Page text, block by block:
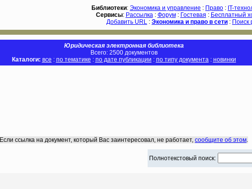
Библиотеки: Экономика и управление : Право : IT-
Сервисы: Рассылка: Форум: Гостевая : Бесплатный
Добавить URL : Экономика и право в сети : Поиск
Юридическая электронная библиотека
Всего: 2500 документов
Каталоги: все : по тематике : по дате публикации : по типу документа: новинки
Если ссылка на документ, который Вас заинтересовал, не работает, сообщите об этом.
Полнотекстовый поиск: